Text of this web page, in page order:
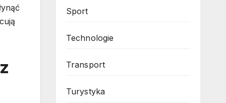
Sport
Technologie
Transport
Turystyka